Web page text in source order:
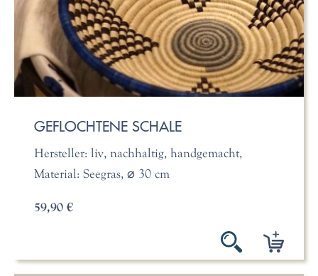
GEFLOCHTENE SCHALE
Hersteller: liv, nachhaltig, handgemacht,
Material: Seegras, ⌀ 30 cm
59,90 €